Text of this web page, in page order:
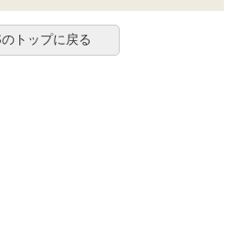
トップに戻る